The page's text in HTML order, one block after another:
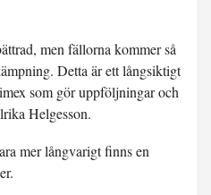
men fällorna kommer så
Detta är ett långsiktigt
som gör uppföljningar och
Helgesson.
mer långvarigt finns en